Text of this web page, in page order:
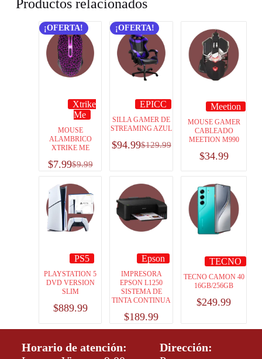
Productos relacionados
¡OFERTA!
Xtrike
Me
MOUSE
ALAMBRICO
XTRIKE ME
$9.99
$7.99
¡OFERTA!
EPICC
SILLA GAMER DE
STREAMING AZUL
$129.99
$94.99
Meetion
MOUSE GAMER
CABLEADO
MEETION M990
$34.99
PS5
PLAYSTATION 5
DVD VERSION
SLIM
$889.99
Epson
IMPRESORA
EPSON L1250
SISTEMA DE
TINTA CONTINUA
$189.99
TECNO
TECNO CAMON 40
16GB/256GB
$249.99
Horario de atención:
Dirección: